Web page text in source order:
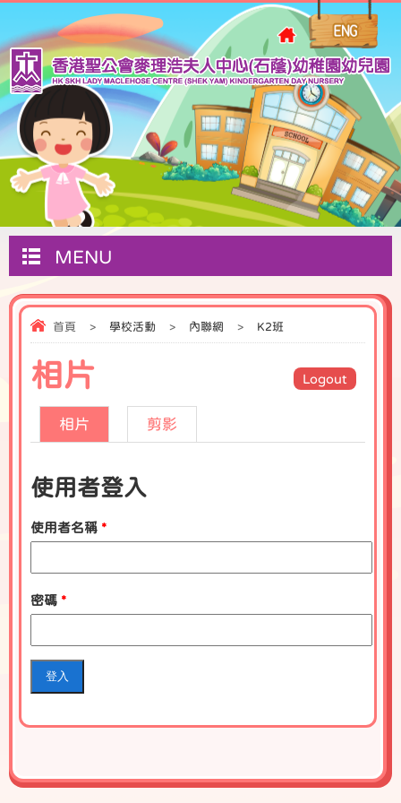
MENU
首頁 > 學校活動 > 內聯網 > K2班
Logout
相片
相片 剪影
使用者登入
使用者名稱 *
密碼 *